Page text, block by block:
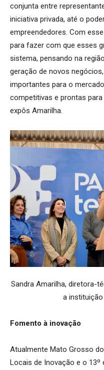
conjunta entre
iniciativa privada, até o
empreendedores. Com
para fazer com que esses
sistema, pensando na
geração de novos
importantes para o
competitivas e prontas
expôs Amarilha.
Sandra Amarilha, diretora-
a
Fomento à inovação
Atualmente Mato Grosso
Locais de Inovação e o